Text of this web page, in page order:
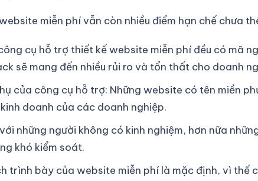
miễn phí vẫn còn nhiều điểm hạn chế chưa
cụ hỗ trợ thiết kế website miễn phí đều có mã
sẽ mang đến nhiều rủi ro và tổn thất cho doanh
của công cụ hỗ trợ: Những website có tên miền
doanh của các doanh nghiệp.
những người không có kinh nghiệm, hơn nữa
khó kiểm soát.
trình bày của website miễn phí là mặc định, vì thế